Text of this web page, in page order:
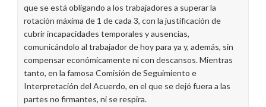
que se está obligando a los trabajadores a superar la
rotación máxima de 1 de cada 3, con la justificación de
cubrir incapacidades temporales y ausencias,
comunicándolo al trabajador de hoy para ya y, además, sin
compensar económicamente ni con descansos. Mientras
tanto, en la famosa Comisión de Seguimiento e
Interpretación del Acuerdo, en el que se dejó fuera a las
partes no firmantes, ni se respira.